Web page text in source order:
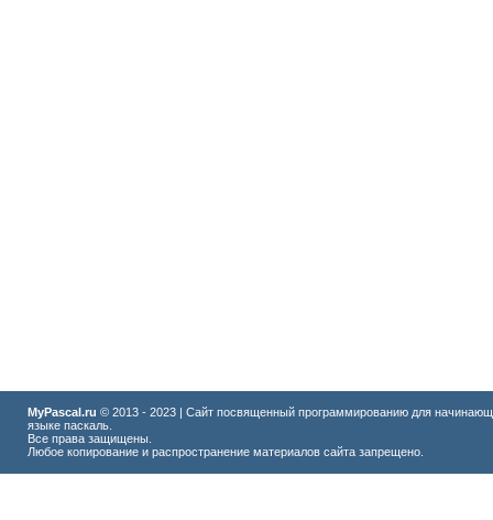
MyPascal.ru © 2013 - 2023 | Сайт посвященный программированию для
языке паскаль.
Все права защищены.
Любое копирование и распространение материалов сайта запрещено.